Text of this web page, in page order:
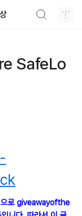
SafeLo
으로 giveawayofthe